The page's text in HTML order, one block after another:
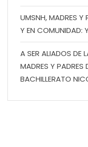
UMSNH, MADRES Y
Y EN COMUNIDAD:
A SER ALIADOS DE
MADRES Y PADRES
BACHILLERATO